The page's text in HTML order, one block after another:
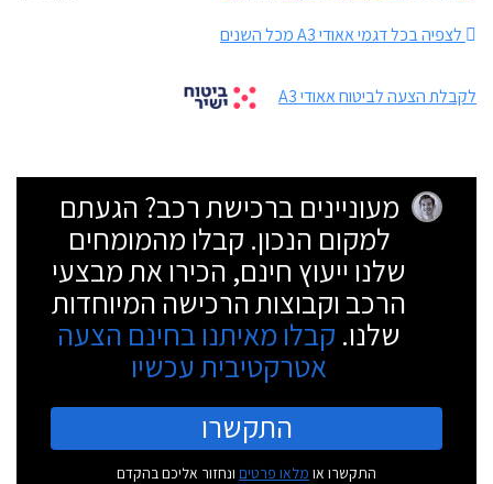
לצפיה בכל דגמי אאודי A3 מכל השנים
לקבלת הצעה לביטוח אאודי A3
מעוניינים ברכישת רכב? הגעתם
למקום הנכון. קבלו מהמומחים
שלנו ייעוץ חינם, הכירו את מבצעי
הרכב וקבוצות הרכישה המיוחדות
שלנו. קבלו מאיתנו בחינם הצעה
אטרקטיבית עכשיו
התקשרו
התקשרו או מלאו פרטים ונחזור אליכם בהקדם